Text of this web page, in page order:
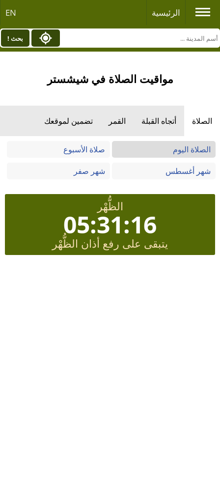
الرئيسية EN
بحث !
مواقيت الصلاة في شيشستر
الصلاة أتجاه القبلة القمر تضمين لموقعك
الصلاة اليوم
صلاة الأسبوع
شهر أغسطس
شهر صفر
الظُّهْر
05:31:15
يتبقى على رفع أذان الظُّهْر